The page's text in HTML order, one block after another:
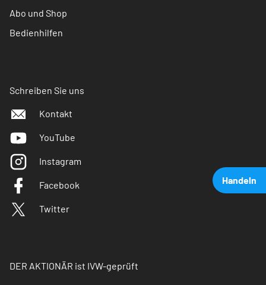
Handeln
Abo und Shop
Bedienhilfen
Schreiben Sie uns
Kontakt
YouTube
Instagram
Facebook
Twitter
DER AKTIONÄR ist IVW-geprüft